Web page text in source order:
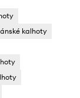
kalhoty